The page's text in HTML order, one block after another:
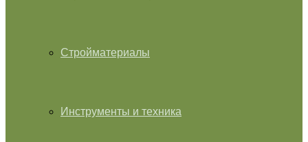
Стройматериалы
Инструменты и техника